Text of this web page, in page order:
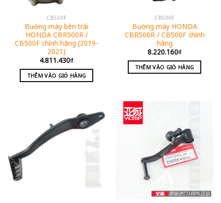
CB500F
Bưởng máy bên trái
HONDA CBR500R /
CB500F chính hãng (2019-
2021)
4.811.430₫
THÊM VÀO GIỎ HÀNG
CB500F
Bưởng máy HONDA
CBR500R / CB500F chính
hãng
8.220.160₫
THÊM VÀO GIỎ HÀNG